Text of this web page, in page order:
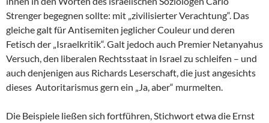
Strenger begegnen sollte: mit „zivilisierter Verachtung“. Das
gleiche galt für Antisemiten jeglicher Couleur und deren
Fetisch der „Israelkritik“. Galt jedoch auch Premier Netanyahus
Versuch, den liberalen Rechtsstaat in Israel zu schleifen – und
auch denjenigen aus Richards Leserschaft, die just angesichts
dieses Autoritarismus gern ein „Ja, aber“ murmelten.
Die Beispiele ließen sich fortführen, Stichwort etwa die Ernst